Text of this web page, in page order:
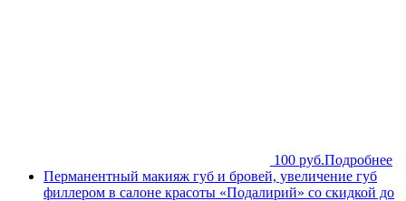
100 руб.Подробнее
Перманентный макияж губ и бровей, увеличение губ
филлером в салоне красоты «Подалирий» со скидкой до